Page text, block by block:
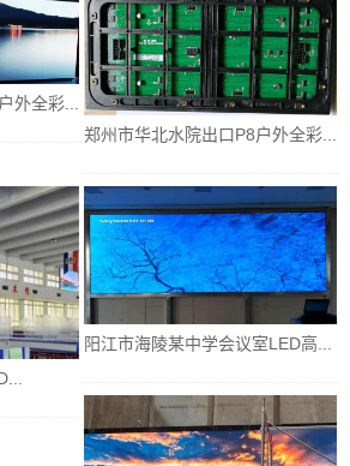
外全彩...
郑州市华北水院出口P8户外全彩...
阳江市海陵某中学会议室LED高...